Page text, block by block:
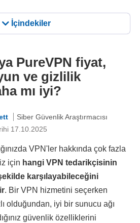
İçindekiler
PureVPN fiyat,
ve gizlilik
mı iyi?
Siber Güvenlik Araştırmacısı
17.10.2025
VPN'ler hakkında çok fazla
için hangi VPN tedarikçisinin
karşılayabileceğini
. Bir VPN hizmetini seçerken
olduğundan, iyi bir sunucu ağı
güvenlik özelliklerini